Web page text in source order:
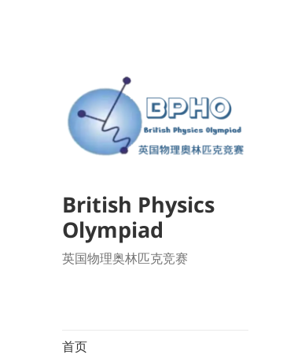
British Physics
Olympiad
英国物理奥林匹克竞赛
首页